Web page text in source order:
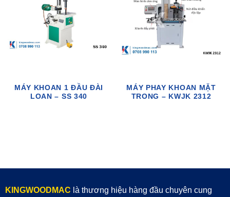
MÁY KHOAN 1 ĐẦU ĐÀI
LOAN – SS 340
MÁY PHAY KHOAN MẶT
TRONG – KWJK 2312
KINGWOODMAC là thương hiệu hàng đầu chuyên cung